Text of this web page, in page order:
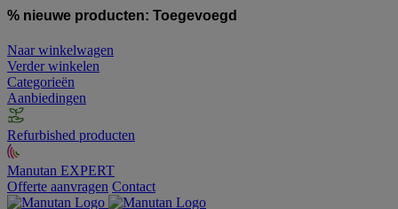
% nieuwe producten: Toegevoegd
Naar winkelwagen
Verder winkelen
Categorieën
Aanbiedingen
Refurbished producten
Manutan EXPERT
Offerte aanvragen Contact